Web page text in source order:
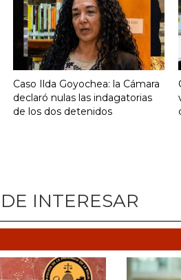
Caso Ilda Goyochea: la Cámara
declaró nulas las indagatorias
de los dos detenidos
INTERESAR